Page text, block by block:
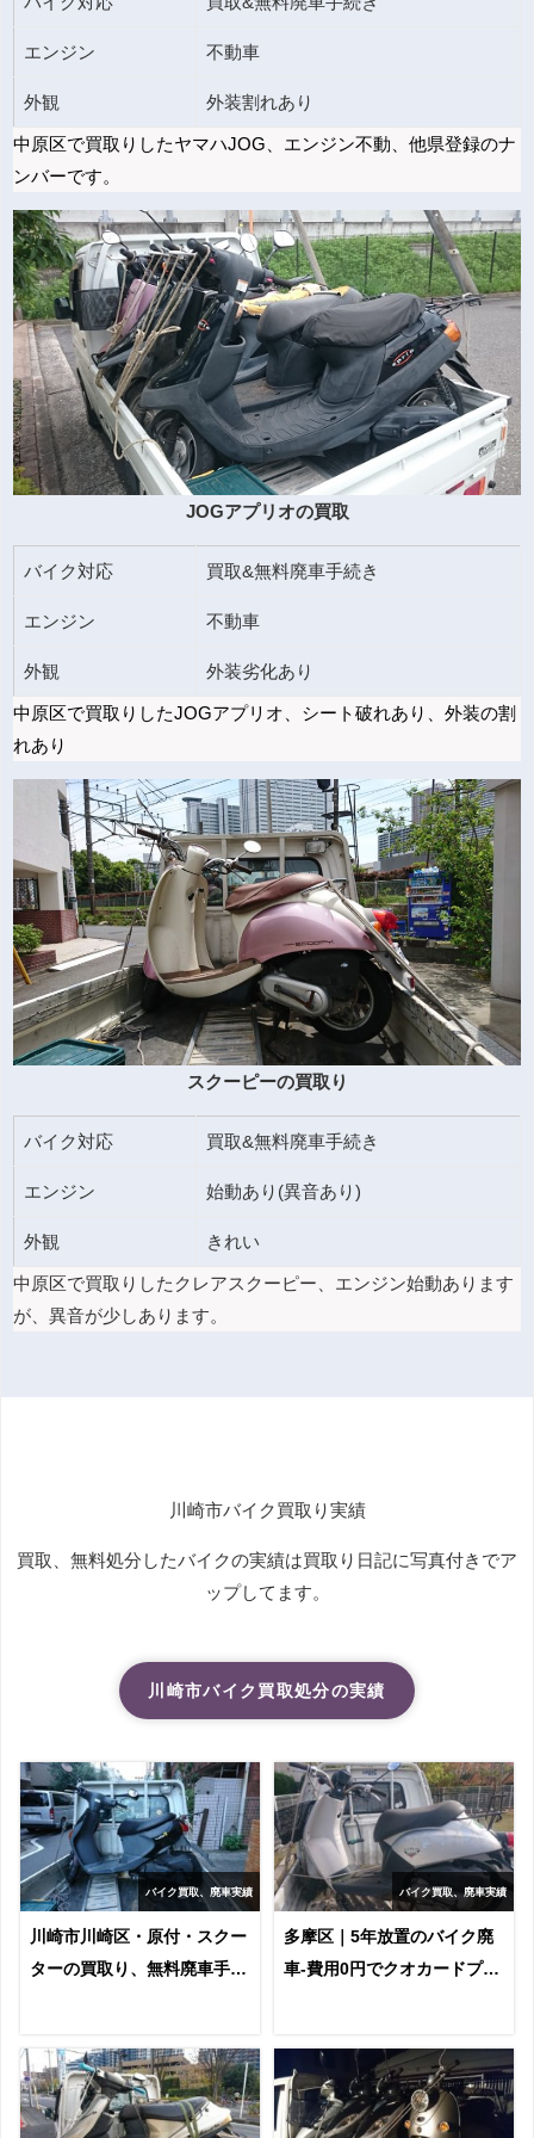
エンジン 不動車
外観 外装割れあり
中原区で買取りしたヤマハJOG、エンジン不動、他県登録のナ
ンバーです。
JOGアプリオの買取
バイク対応 買取&無料廃車手続き
エンジン 不動車
外観 外装劣化あり
中原区で買取りしたJOGアプリオ、シート破れあり、外装の割
れあり
スクーピーの買取り
バイク対応 買取&無料廃車手続き
エンジン 始動あり(異音あり)
外観 きれい
中原区で買取りしたクレアスクーピー、エンジン始動あります
が、異音が少しあります。
川崎市バイク買取り実績
買取、無料処分したバイクの実績は買取り日記に写真付きでア
ップしてます。
川崎市バイク買取処分の実績
バイク買取、廃車実績
川崎市川崎区・原付・スクー
ターの買取り、無料廃車手続
バイク買取、廃車実績
多摩区｜5年放置のバイク廃
車-費用0円でクオカードプレ